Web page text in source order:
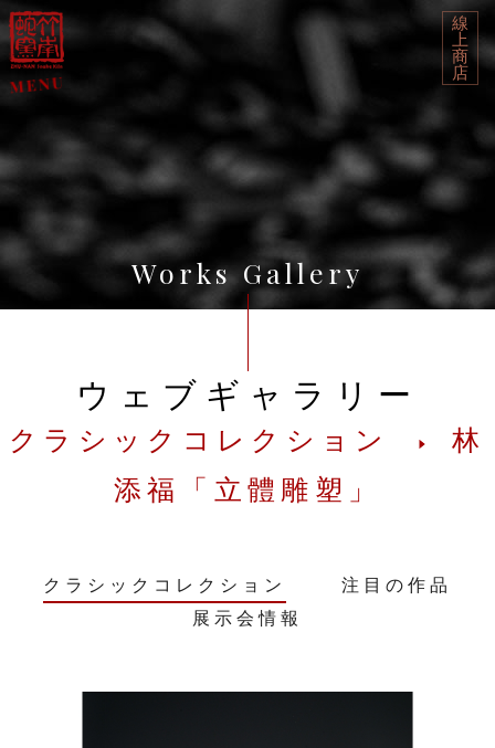
線
上
商
店
Works Gallery
ウェブギャラリー
クラシックコレクション
林
添福「立體雕塑」
クラシックコレクション
注目の作品
展示会情報